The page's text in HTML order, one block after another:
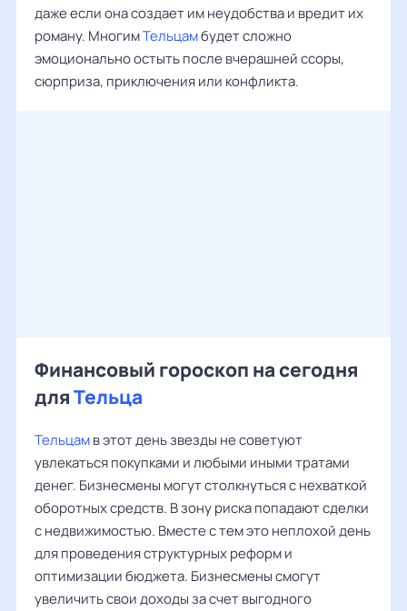
даже если она создает им неудобства и вредит их
роману. МногимТельцамбудет сложно
эмоционально остыть после вчерашней ссоры,
сюрприза, приключения или конфликта.
Финансовый гороскоп на сегодня
дляТельца
Тельцамв этот день звезды не советуют
увлекаться покупками и любыми иными тратами
денег. Бизнесмены могут столкнуться с нехваткой
оборотных средств. В зону риска попадают сделки
с недвижимостью. Вместе с тем это неплохой день
для проведения структурных реформ и
оптимизации бюджета. Бизнесмены смогут
увеличить свои доходы за счет выгодного